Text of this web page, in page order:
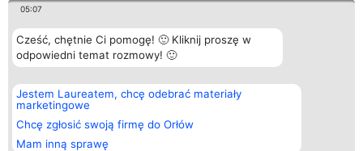
05:07
Cześć, chętnie Ci pomogę! 🙂 Kliknij proszę w
odpowiedni temat rozmowy! 🙂
Jestem Laureatem, chcę odebrać materiały
marketingowe
Chcę zgłosić swoją firmę do Orłów
Mam inną sprawę
Organizator plebiscytu
Bright Side Solutions sp. z o.
o. sp. k.
ul. Ruska 22
Wrocław 50-079
KRS 0000749100 | Regon
Plebiscyt
Laureaci
wszystkich
Laureatów
Kontakt
Kontakt